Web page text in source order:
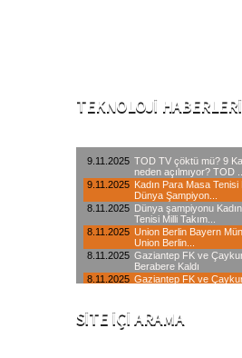
TEKNOLOJI HABERLERI
SITE İÇI ARAMA